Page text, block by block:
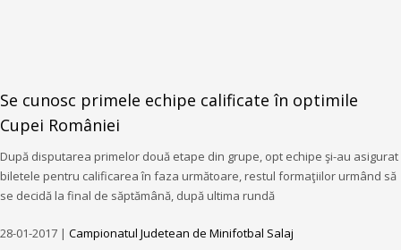
Se cunosc primele echipe calificate în optimile
Cupei României
După disputarea primelor două etape din grupe, opt echipe şi-au asigurat
biletele pentru calificarea în faza următoare, restul formaţiilor urmând să
se decidă la final de săptămână, după ultima rundă
28-01-2017 | Campionatul Judetean de Minifotbal Salaj